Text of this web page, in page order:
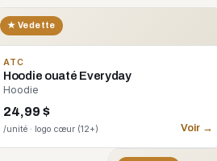
★ Vedette
ATC
Hoodie ouaté Everyday
Hoodie
24,99 $
/unité · logo cœur (12+) Voir →